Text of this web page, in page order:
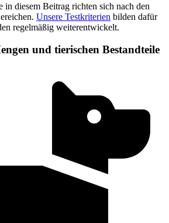
diesem Beitrag richten sich nach den
Unsere Testkriterien bilden dafür
regelmäßig weiterentwickelt.
und tierischen Bestandteile